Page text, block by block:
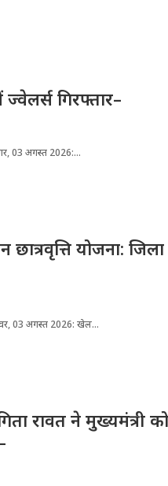
गिरफ्तार–
03 अगस्त 2026:...
छात्रवृत्ति योजना:
03 अगस्त 2026: खेल...
रावत ने मुख्यमंत्री